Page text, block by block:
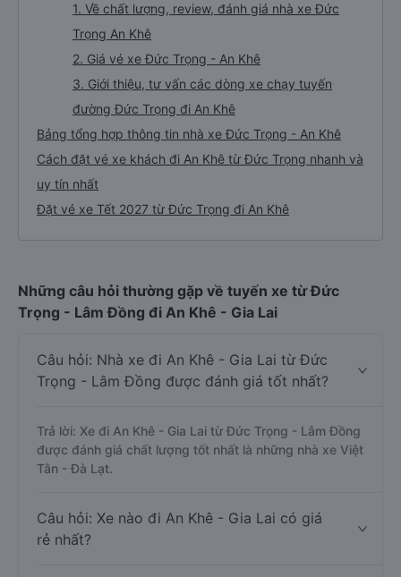
1. Về chất lượng, review, đánh giá nhà xe Đức
Trọng An Khê
2. Giá vé xe Đức Trọng - An Khê
3. Giới thiệu, tư vấn các dòng xe chạy tuyến
đường Đức Trọng đi An Khê
Bảng tổng hợp thông tin nhà xe Đức Trọng - An Khê
Cách đặt vé xe khách đi An Khê từ Đức Trọng nhanh và
uy tín nhất
Đặt vé xe Tết 2027 từ Đức Trọng đi An Khê
Những câu hỏi thường gặp về tuyến xe từ Đức
Trọng - Lâm Đồng đi An Khê - Gia Lai
Câu hỏi: Nhà xe đi An Khê - Gia Lai từ Đức
Trọng - Lâm Đồng được đánh giá tốt nhất?
Trả lời: Xe đi An Khê - Gia Lai từ Đức Trọng - Lâm Đồng
được đánh giá chất lượng tốt nhất là những nhà xe Việt
Tân - Đà Lạt.
Câu hỏi: Xe nào đi An Khê - Gia Lai có giá
rẻ nhất?